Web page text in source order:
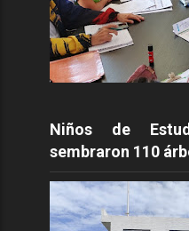
Niños de
sembraron 110